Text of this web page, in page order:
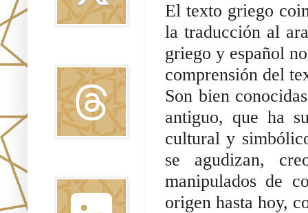
El texto griego
la traducción al
griego y español
comprensión del
Son bien
antiguo, que ha
cultural y
se agudizan,
manipulados de
origen hasta hoy,